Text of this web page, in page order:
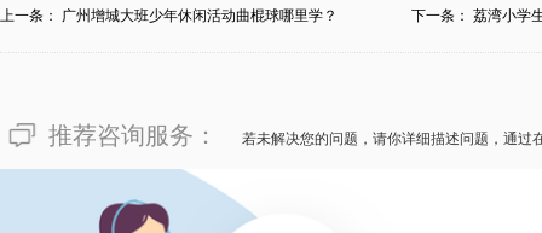
上一条： 广州增城大班少年休闲活动曲棍球哪里学？ 下一条： 荔湾小学
推荐咨询服务： 若未解决您的问题，请你详细描述问题，通过